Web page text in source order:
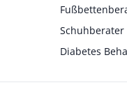
Schuhberater
Diabetes